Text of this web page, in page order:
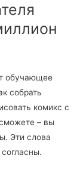
обучающее
собрать
комикс с
– вы
Эти слова